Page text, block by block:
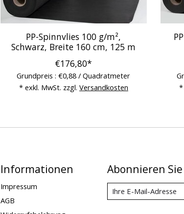
PP-Spinnvlies 100 g/m²,
Schwarz, Breite 160 cm, 125 m
€176,80*
Grundpreis : €0,88 / Quadratmeter
* exkl. MwSt. zzgl. Versandkosten
*
Informationen
Impressum
AGB
Abonnieren